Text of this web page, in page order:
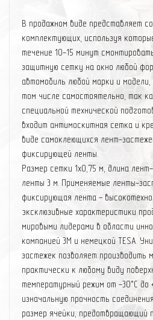
В продажном виде представляет
комплектующих, используя
течение 10-15 минут
защитную сетку на окно любой
автомобиль любой марки и
том числе самостоятельно, так
специальной технической
входит антимоскитная сетка и
виде самоклеющихся лент-
фиксирующей ленты.
Размер сетки 1х0,75 м, длина
ленты 3 м. Применяемые ленты-
фиксирующая лента -
эксклюзивные характеристики
мировыми лидерами в области
компанией 3М и немецкой TESA.
застежек позволяет производить
практически к любому виду
температурный режим от -30°C до
изначальную прочность
размер ячейки, предотвращающий